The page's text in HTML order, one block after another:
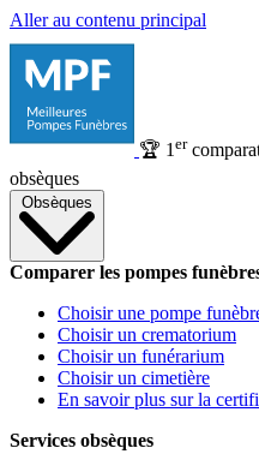
Aller au contenu principal
🏆 1 er
obsèques
Obsèques
Comparer les pompes
Choisir une pompe
Choisir un crematorium
Choisir un funérarium
Choisir un cimetière
En savoir plus sur la
Services obsèques